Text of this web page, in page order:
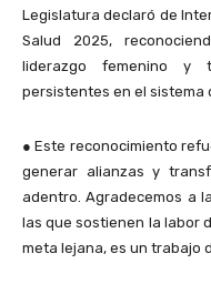
Legislatura declaró de
Salud 2025,
liderazgo femenino y
persistentes en el sistema
● Este reconocimiento
generar alianzas y
adentro. Agradecemos a
las que sostienen la labor
meta lejana, es un trabajo